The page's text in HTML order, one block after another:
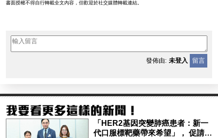
書面授權不得自行轉載全文內容，但歡迎於社交媒體轉載連結。
發佈由: 未登入 留言
「HER2基因突變肺癌患者：新一
代口服標靶藥帶來希望」， 促請政